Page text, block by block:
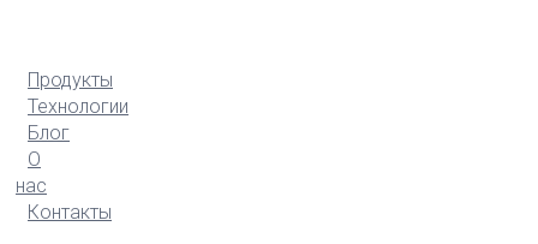
Продукты
Технологии
Блог
О
нас
Контакты